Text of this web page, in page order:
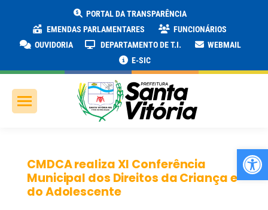
PORTAL DA TRANSPARÊNCIA
EMENDAS PARLAMENTARES
FUNCIONÁRIOS
OUVIDORIA
DEPARTAMENTO DE T.I.
WEBMAIL
E-SIC
CMDCA realiza XI Conferência
Municipal dos Direitos da Criança e
do Adolescente